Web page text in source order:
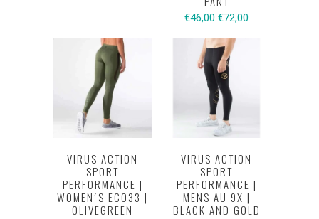
€46,00 €72,00
VIRUS ACTION
SPORT
PERFORMANCE |
WOMEN´S ECO33 |
OLIVEGREEN
VIRUS ACTION
SPORT
PERFORMANCE |
MENS AU 9X |
BLACK AND GOLD